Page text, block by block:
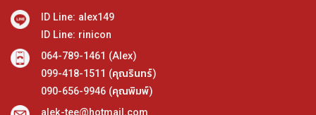
ID Line: alex149
ID Line: rinicon
064-789-1461 (Alex)
099-418-1511 (คุณรินทร์)
090-656-9946 (คุณพิมพ์)
alek-tee@hotmail.com